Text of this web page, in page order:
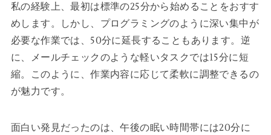
私の経験上、最初は標準の25分から始めることをおすす
めします。しかし、プログラミングのように深い集中が
必要な作業では、50分に延長することもあります。逆
に、メールチェックのような軽いタスクでは15分に短
縮。このように、作業内容に応じて柔軟に調整できるの
が魅力です。
面白い発見だったのは、午後の眠い時間帯には20分に